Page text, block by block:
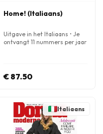
Home! (Italiaans)
Uitgave in het Italiaans • Je
ontvangt 11 nummers per jaar
€ 87.50
Italiaans